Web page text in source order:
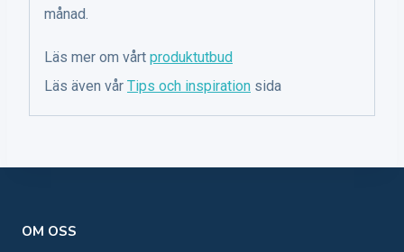
månad.
Läs mer om vårt produktutbud
Läs även vår Tips och inspiration sida
OM OSS